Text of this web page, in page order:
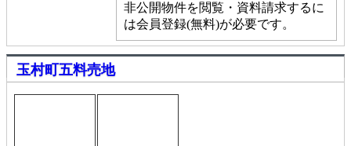
非公開物件を閲覧・資料請求するに
は会員登録(無料)が必要です。
玉村町五料売地